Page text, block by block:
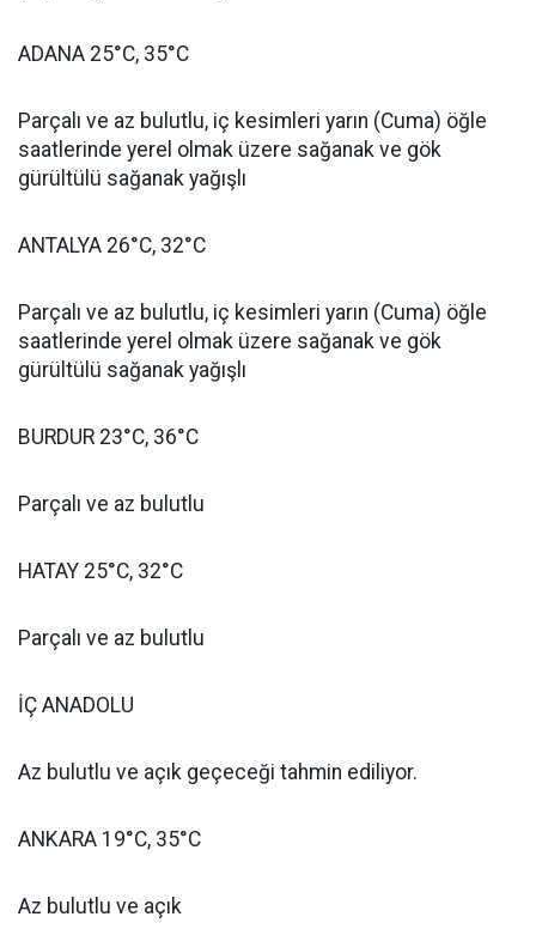
ADANA 25°C, 35°C
Parçalı ve az bulutlu, iç kesimleri yarın (Cuma) öğle
saatlerinde yerel olmak üzere sağanak ve gök
gürültülü sağanak yağışlı
ANTALYA 26°C, 32°C
Parçalı ve az bulutlu, iç kesimleri yarın (Cuma) öğle
saatlerinde yerel olmak üzere sağanak ve gök
gürültülü sağanak yağışlı
BURDUR 23°C, 36°C
Parçalı ve az bulutlu
HATAY 25°C, 32°C
Parçalı ve az bulutlu
İÇ ANADOLU
Az bulutlu ve açık geçeceği tahmin ediliyor.
ANKARA 19°C, 35°C
Az bulutlu ve açık